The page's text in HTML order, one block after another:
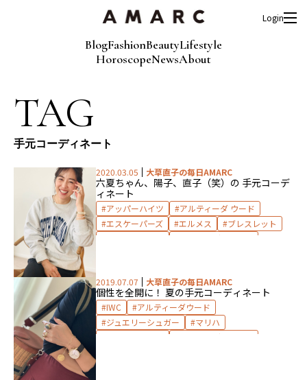
BlogFashionBeautyLifestyle
HoroscopeNewsAbout
Login
TAG
手元コーディネート
2020.03.05 大草直子の毎日AMARC
六夏ちゃん、陽子、直子（笑）の 手元コーデ
ィネート
アッパーハイツ
アルティーダ ウード
エスケーパーズ
エルメス
ブレスレット
手元コーディネート
2019.07.07 大草直子の毎日AMARC
個性を全開に！ 夏の手元コーディネート
IWC
アルティーダウード
ジュエリーシュガー
マリハ
手元コーディネート